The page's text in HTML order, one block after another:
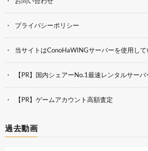
プライバシーポリシー
当サイトはConoHaWINGサーバーを使用して
【PR】国内シェアーNo.1最速レンタルサーバ
【PR】ゲームアカウント高額査定
過去動画